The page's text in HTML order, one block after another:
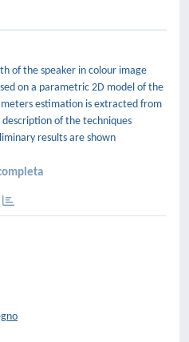
of the speaker in colour image
on a parametric 2D model of the
estimation is extracted from
of the techniques
results are shown